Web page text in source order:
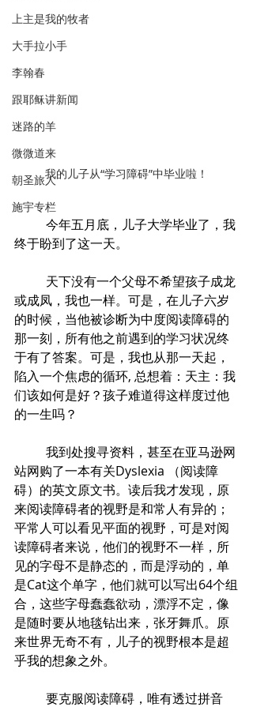
上主是我的牧者
大手拉小手
李翰春
跟耶稣讲新闻
迷路的羊
微微道来
朝圣旅人
施宇专栏
我的儿子从“学习障碍”中毕业啦！
终于盼到了这一天。
或成凤，我也一样。可是，在儿子六岁
的时候，当他被诊断为中度阅读障碍的
那一刻，所有他之前遇到的学习状况终
于有了答案。可是，我也从那一天起，
陷入一个焦虑的循环, 总想着：天主：我
们该如何是好？孩子难道得这样度过他
的一生吗？
站网购了一本有关Dyslexia （阅读障
碍）的英文原文书。读后我才发现，原
来阅读障碍者的视野是和常人有异的；
平常人可以看见平面的视野，可是对阅
读障碍者来说，他们的视野不一样，所
见的字母不是静态的，而是浮动的，单
是Cat这个单字，他们就可以写出64个组
合，这些字母蠢蠢欲动，漂浮不定，像
是随时要从地毯钻出来，张牙舞爪。原
来世界无奇不有，儿子的视野根本是超
乎我的想象之外。